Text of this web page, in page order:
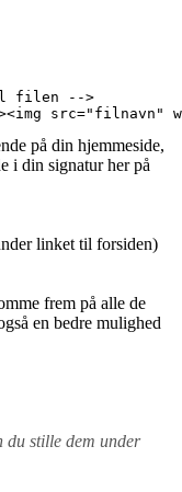
filen -->
src="filnavn"
på din hjemmeside,
i din signatur her på
linket til forsiden)
frem på alle de
en bedre mulighed
stille dem under